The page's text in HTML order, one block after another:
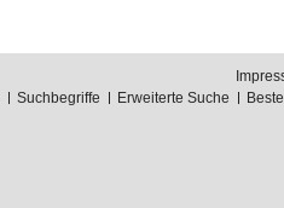
Suchbegriffe Erweiterte Suche